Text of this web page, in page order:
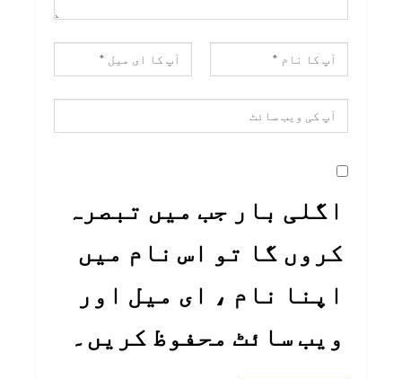
اگلی بار جب میں تبصرہ
کروں گا تو اس نام میں
اپنا نام ، ای میل اور
ویب سائٹ محفوظ کریں۔